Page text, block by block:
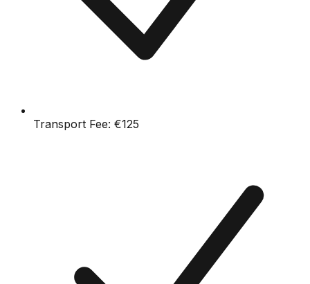
Transport Fee: €125